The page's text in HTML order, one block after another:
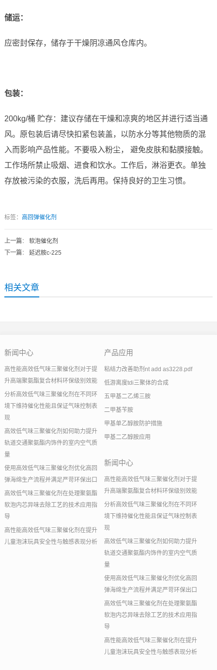
储运：
应密封保存，储存于干燥阴凉通风仓库内。
包装：
200kg/桶 贮存：建议存储在干燥和凉爽的地区并进行适当通
风。原包装后请尽快扣紧包装盖，以防水分等其他物质的混
入而影响产品性能。不要吸入粉尘， 避免皮肤和黏膜接触。
工作场所禁止吸烟、进食和饮水。工作后，淋浴更衣。单独
存放被污染的衣服，洗后再用。保持良好的卫生习惯。
标签： 高回弹催化剂
上一篇： 软泡催化剂
下一篇： 延迟胺c-225
相关文章
新闻中心
高性能高效低气味三聚催化剂对于提
升高端聚氨酯复合材料环保级别效能
分析高效低气味三聚催化剂在不同环
境下维持催化性能且保证气味控制表
现
高效低气味三聚催化剂如何助力提升
轨道交通聚氨酯内饰件的室内空气质
量
使用高效低气味三聚催化剂优化高回
弹海绵生产流程并满足严苛环保出口
高效低气味三聚催化剂在处理聚氨酯
软泡内芯异味去除工艺的技术应用指
导
高性能高效低气味三聚催化剂在提升
儿童泡沫玩具安全性与触感表现分析
产品应用
粘结力改善助剂nt add as3228.pdf
低游离度tdi三聚体的合成
五甲基二乙烯三胺
二甲基苄胺
甲基单乙醇胺防护措施
甲基二乙醇胺应用
新闻中心
高性能高效低气味三聚催化剂对于提
升高端聚氨酯复合材料环保级别效能
分析高效低气味三聚催化剂在不同环
境下维持催化性能且保证气味控制表
现
高效低气味三聚催化剂如何助力提升
轨道交通聚氨酯内饰件的室内空气质
量
使用高效低气味三聚催化剂优化高回
弹海绵生产流程并满足严苛环保出口
高效低气味三聚催化剂在处理聚氨酯
软泡内芯异味去除工艺的技术应用指
导
高性能高效低气味三聚催化剂在提升
儿童泡沫玩具安全性与触感表现分析